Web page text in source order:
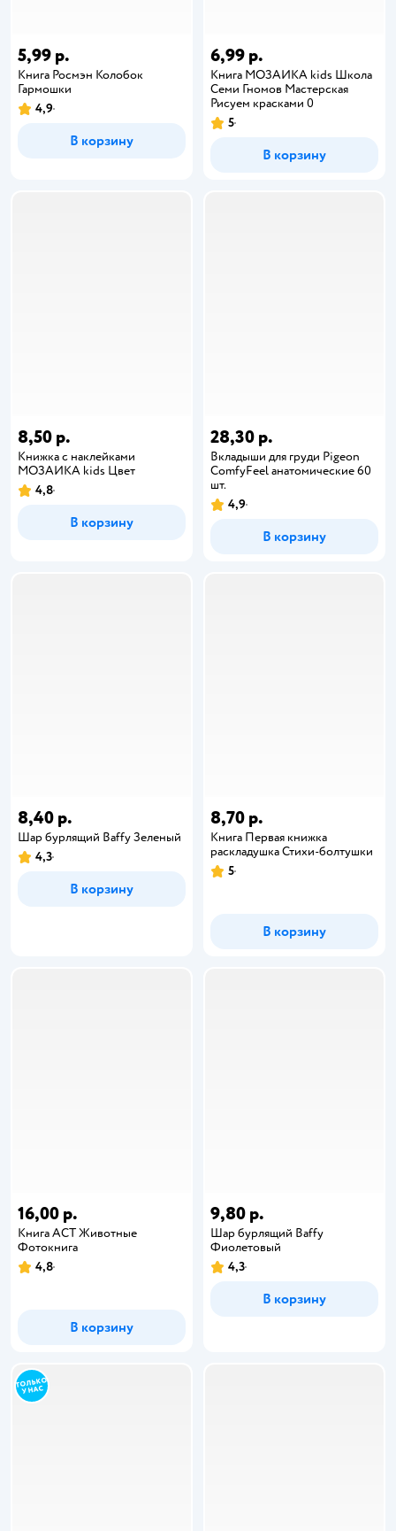
5,99 р.
Книга Росмэн Колобок
Гармошки
4,9
В корзину
6,99 р.
Книга МОЗАИКА kids Школа
Семи Гномов Мастерская
Рисуем красками 0
5
В корзину
8,50 р.
Книжка с наклейками
МОЗАИКА kids Цвет
4,8
В корзину
28,30 р.
Вкладыши для груди Pigeon
ComfyFeel анатомические 60
шт.
4,9
В корзину
8,40 р.
Шар бурлящий Baffy Зеленый
4,3
В корзину
8,70 р.
Книга Первая книжка
раскладушка Стихи-болтушки
5
В корзину
16,00 р.
Книга АСТ Животные
Фотокнига
4,8
В корзину
9,80 р.
Шар бурлящий Baffy
Фиолетовый
4,3
В корзину